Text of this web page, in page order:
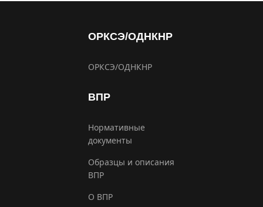
ОРКСЭ/ОДНКНР
ОРКСЭ/ОДНКНР
ВПР
Нормативные
документы
Образцы и описания
ВПР
О ВПР